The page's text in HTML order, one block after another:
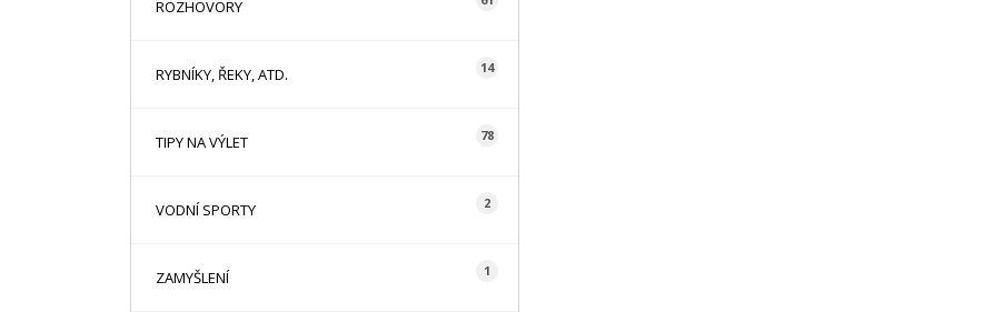
ROZHOVORY
RYBNÍKY, ŘEKY, ATD. 14
TIPY NA VÝLET 78
VODNÍ SPORTY 2
ZAMYŠLENÍ 1